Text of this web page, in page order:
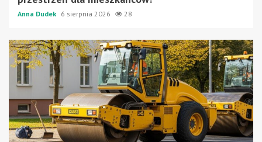
Anna Dudek 6 sierpnia 2026 28